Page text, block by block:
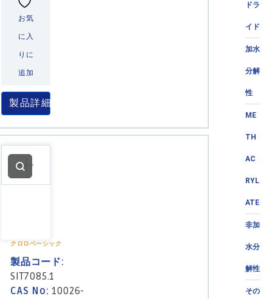
ドラ
イド
加水
分解
性
ME
TH
AC
RYL
ATE
非加
水分
解性
その
お気
に入
りに
追加
製品詳細
クロロベーシック
製品コード:
SIT7085.1
CAS No:10026-